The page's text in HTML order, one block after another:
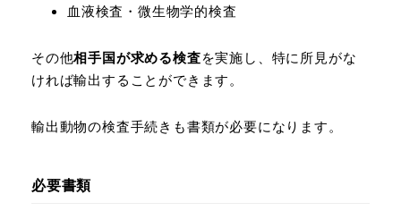
血液検査・微生物学的検査
その他相手国が求める検査を実施し、特に所見がな
ければ輸出することができます。
輸出動物の検査手続きも書類が必要になります。
必要書類